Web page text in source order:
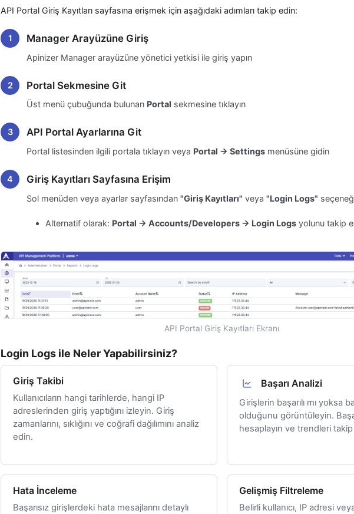
API Portal Giriş Kayıtları sayfasına erişmek için aşağıdaki adımları takip edin:
Manager Arayüzüne Giriş
Apinizer Manager arayüzüne yönetici yetkisi ile giriş yapın
Portal Sekmesine Git
Üst menü çubuğunda bulunan Portal sekmesine tıklayın
API Portal Ayarlarına Git
Portal listesinden ilgili portala tıklayın veya Portal → Settings menüsüne gidin
Giriş Kayıtları Sayfasına Erişim
Sol menüden veya ayarlar sayfasından "Giriş Kayıtları" veya "Login Logs"
Alternatif olarak: Portal → Accounts/Developers → Login Logs yolunu takip
API Portal Giriş Kayıtları Ekranı
Login Logs ile Neler Yapabilirsiniz?
Giriş Takibi
Kullanıcıların hangi tarihlerde, hangi IP
adreslerinden giriş yaptığını izleyin. Giriş
zamanlarını, sıklığını ve coğrafi dağılımını analiz
edin.
Başarı Analizi
Girişlerin başarılı mı yoksa
olduğunu görüntüleyin.
hesaplayın ve trendleri
Hata İnceleme
Başarısız girişlerdeki hata mesajlarını detaylı
Gelişmiş Filtreleme
Belirli kullanıcı, IP adresi